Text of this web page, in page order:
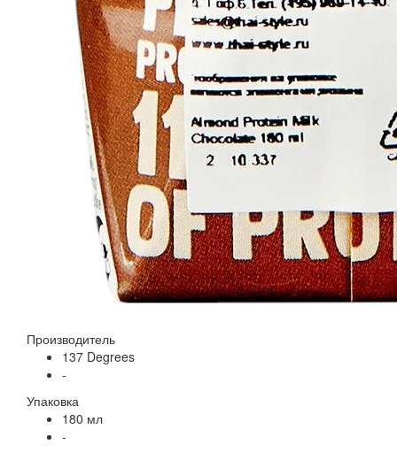
Производитель
137 Degrees
-
Упаковка
180 мл
-